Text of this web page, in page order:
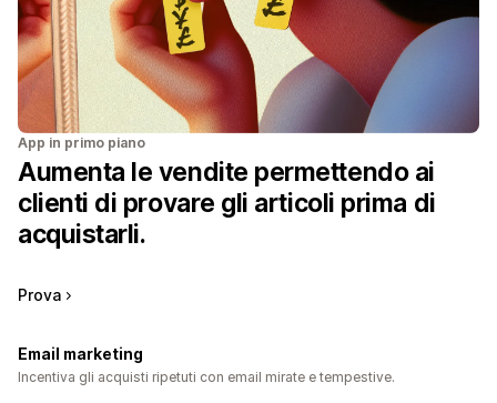
App in primo piano
Aumenta le vendite permettendo ai
clienti di provare gli articoli prima di
acquistarli.
Prova
Email marketing
Incentiva gli acquisti ripetuti con email mirate e tempestive.